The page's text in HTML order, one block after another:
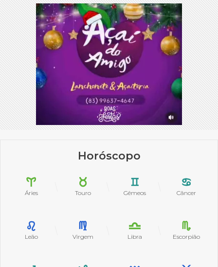
Horóscopo
Áries Touro Gêmeos Câncer
Leão Virgem Libra Escorpião